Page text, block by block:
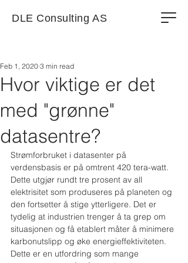
DLE Consulting AS
Hvor viktige er det
med "grønne"
datasentre?
Feb 1, 2020 3 min read
Strømforbruket i datasenter på
verdensbasis er på omtrent 420 tera-watt.
Dette utgjør rundt tre prosent av all
elektrisitet som produseres på planeten og
den fortsetter å stige ytterligere. Det er
tydelig at industrien trenger å ta grep om
situasjonen og få etablert måter å minimere
karbonutslipp og øke energieffektiviteten.
Dette er en utfordring som mange